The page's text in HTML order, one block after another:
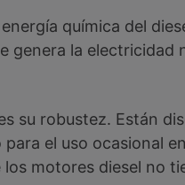
química del
la electricidad
su robustez. Están
el uso ocasional
motores diesel no